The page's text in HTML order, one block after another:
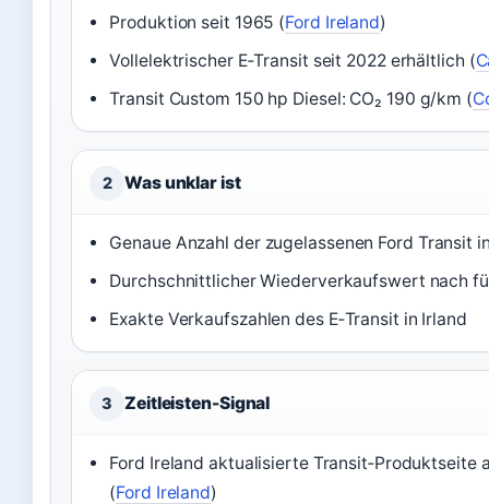
Produktion seit 1965 (Ford Ireland)
Vollelektrischer E‑Transit seit 2022 erhältlich (
Transit Custom 150 hp Diesel: CO₂ 190 g/km (
2 Was unklar ist
Genaue Anzahl der zugelassenen Ford Transit
Durchschnittlicher Wiederverkaufswert nach
Exakte Verkaufszahlen des E‑Transit in Irland
3 Zeitleisten-Signal
Ford Ireland aktualisierte Transit‑Produktseite
(Ford Ireland)